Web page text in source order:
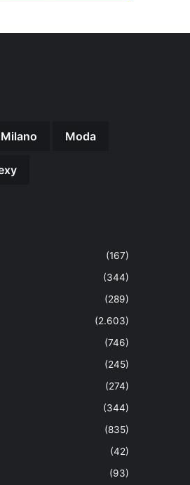
Milano Moda
(167)
(344)
(289)
(2.603)
(746)
(245)
(274)
(344)
(835)
(42)
(93)